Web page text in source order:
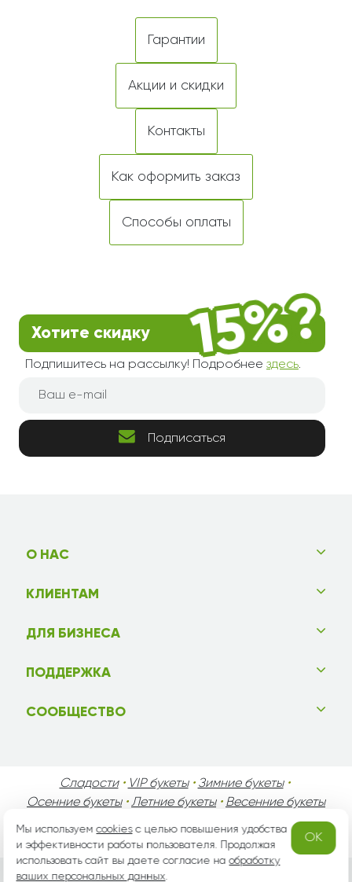
Гарантии
Акции и скидки
Контакты
Как оформить заказ
Способы оплаты
Хотите скидку
Подпишитесь на рассылку! Подробнее здесь.
Подписаться
О НАС
КЛИЕНТАМ
ДЛЯ БИЗНЕСА
ПОДДЕРЖКА
СООБЩЕСТВО
Сладости• VIP букеты• Зимние букеты•
Осенние букеты•Летние букеты• Весенние букеты
•
День Мужчин•Праздники!
Мы используемcookiesс целью повышения удобства
и эффективности работы пользователя. Продолжая
использовать сайт вы даете согласие наобработку
ваших персональных данных.
OK